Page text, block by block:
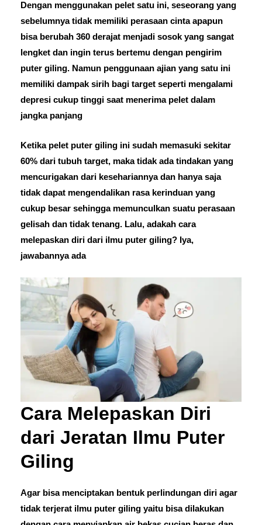
Dengan menggunakan pelet satu ini, seseorang yang
sebelumnya tidak memiliki perasaan cinta apapun
bisa berubah 360 derajat menjadi sosok yang sangat
lengket dan ingin terus bertemu dengan pengirim
puter giling. Namun penggunaan ajian yang satu ini
memiliki dampak sirih bagi target seperti mengalami
depresi cukup tinggi saat menerima pelet dalam
jangka panjang
Ketika pelet puter giling ini sudah memasuki sekitar
60% dari tubuh target, maka tidak ada tindakan yang
mencurigakan dari kesehariannya dan hanya saja
tidak dapat mengendalikan rasa kerinduan yang
cukup besar sehingga memunculkan suatu perasaan
gelisah dan tidak tenang. Lalu, adakah cara
melepaskan diri dari ilmu puter giling? Iya,
jawabannya ada
Cara Melepaskan Diri
dari Jeratan Ilmu Puter
Giling
Agar bisa menciptakan bentuk perlindungan diri agar
tidak terjerat ilmu puter giling yaitu bisa dilakukan